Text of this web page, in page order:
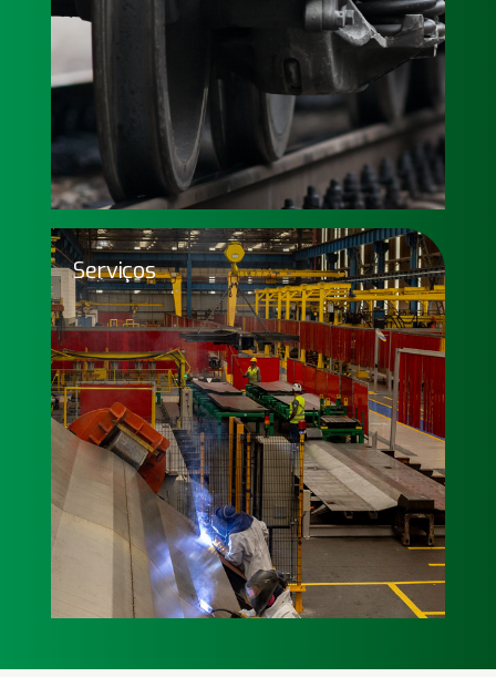
Truques
Truques homologados pela norma AAR e
produzidos com tecnologia que visa um
avançado desempenho e ciclo de vida dos
vagões.
Saiba mais
Serviços
Serviços
Soluções completas em serviços de reforma,
adaptação e modernização de vagões de carga e
seus componentes.
Saiba mais